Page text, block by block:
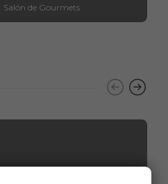
Salón de Gourmets